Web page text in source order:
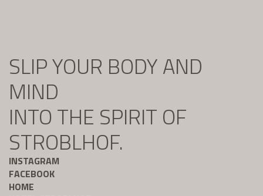
SLIP YOUR BODY AND
MIND
INTO THE SPIRIT OF
STROBLHOF.
INSTAGRAM
FACEBOOK
HOME